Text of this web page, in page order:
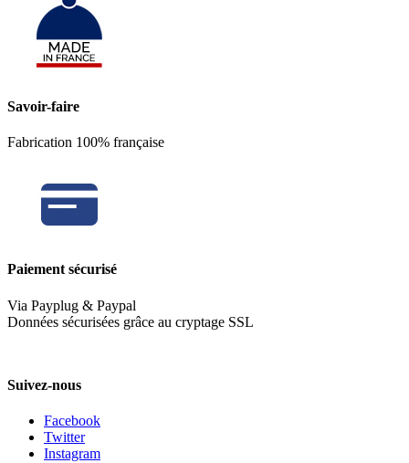
Savoir-faire
Fabrication 100% française
Paiement sécurisé
Via Payplug & Paypal
Données sécurisées grâce au cryptage SSL
Suivez-nous
Facebook
Twitter
Instagram